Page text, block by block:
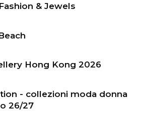
& Jewels
Hong Kong 2026
- collezioni moda donna
26/27